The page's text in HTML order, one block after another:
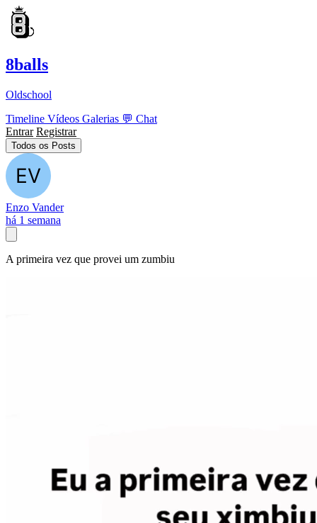
8balls
Oldschool
Timeline Vídeos Galerias 💬 Chat
Entrar Registrar
Todos os Posts
Enzo Vander
há 1 semana
A primeira vez que provei um zumbiu